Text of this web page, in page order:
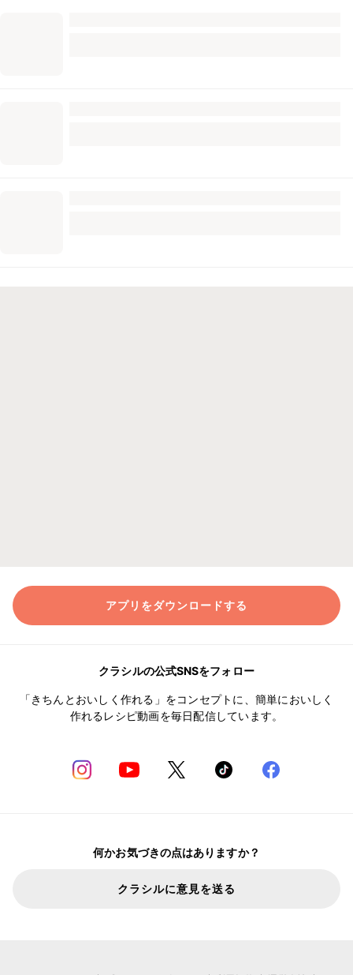
アプリをダウンロードする
クラシルの公式SNSをフォロー
「きちんとおいしく作れる」をコンセプトに、簡単においしく
作れるレシピ動画を毎日配信しています。
何かお気づきの点はありますか？
クラシルに意見を送る